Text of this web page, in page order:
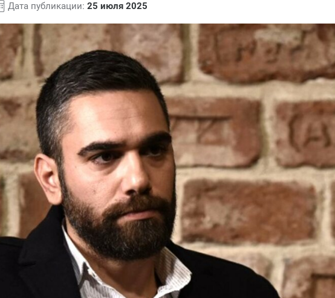
Дата публикации: 25 июля 2025